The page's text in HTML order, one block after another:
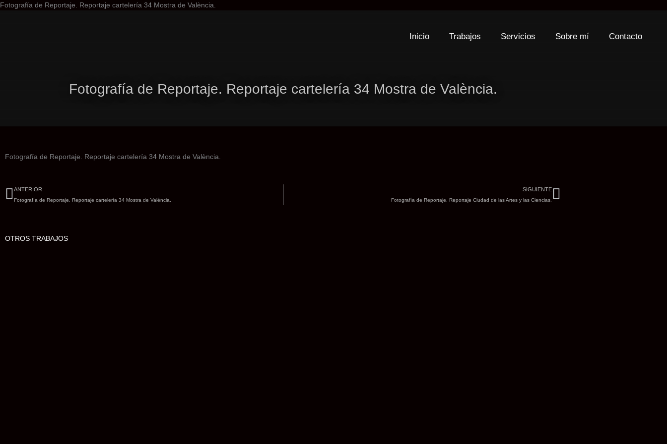
Fotografía de Reportaje. Reportaje cartelería 34 Mostra de València.
Inicio Trabajos Servicios Sobre mí Contacto
Fotografía de Reportaje. Reportaje cartelería 34 Mostra de València.
Fotografía de Reportaje. Reportaje cartelería 34 Mostra de València.
Ant
ANTERIOR
Fotografía de Reportaje. Reportaje cartelería 34 Mostra de València.
SIGUIENTE
Fotografía de Reportaje. Reportaje Ciudad de las Artes y las Ciencias.
Siguiente
OTROS TRABAJOS